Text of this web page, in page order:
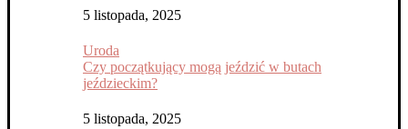
5 listopada, 2025
Uroda
Czy początkujący mogą jeździć w butach
jeździeckim?
5 listopada, 2025